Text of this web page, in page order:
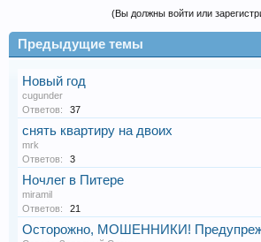
(Вы должны войти или
Предыдущие темы
Новый год
cugunder
Ответов:
37
снять квартиру на двоих
mrk
Ответов:
3
Ночлег в Питере
miramil
Ответов:
21
Осторожно, МОШЕННИКИ!